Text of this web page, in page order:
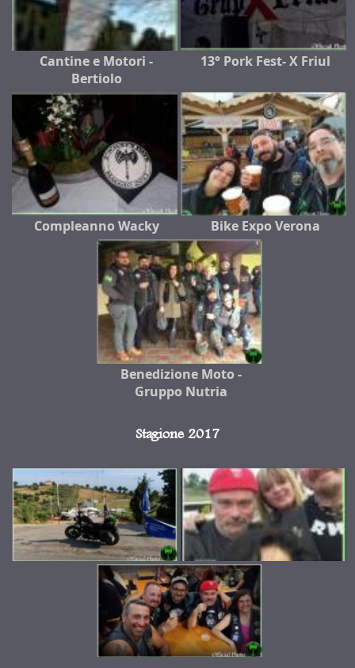
Cantine e Motori -
Bertiolo
13° Pork Fest- X Friul
Compleanno Wacky Bike Expo Verona
Benedizione Moto -
Gruppo Nutria
Stagione 2017